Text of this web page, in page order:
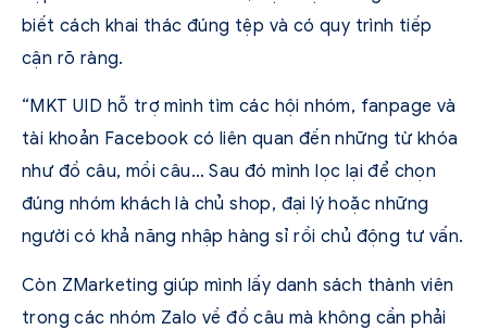
biết cách khai thác đúng tệp và có quy trình tiếp
cận rõ ràng.
“MKT UID hỗ trợ mình tìm các hội nhóm, fanpage và
tài khoản Facebook có liên quan đến những từ khóa
như đồ câu, mồi câu… Sau đó mình lọc lại để chọn
đúng nhóm khách là chủ shop, đại lý hoặc những
người có khả năng nhập hàng sỉ rồi chủ động tư vấn.
Còn ZMarketing giúp mình lấy danh sách thành viên
trong các nhóm Zalo về đồ câu mà không cần phải